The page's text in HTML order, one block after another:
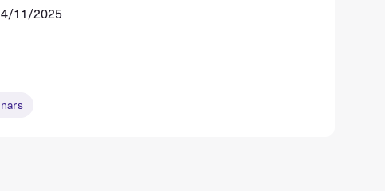
11/2025